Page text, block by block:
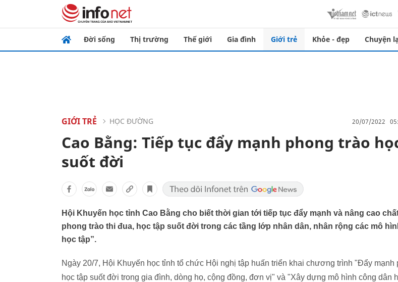
Đời sống Thị trường Thế giới Gia đình Giới trẻ Khỏe - đẹp Chuyện
GIỚI TRẺ HỌC ĐƯỜNG 20/07/2022
Cao Bằng: Tiếp tục đẩy mạnh phong trào
suốt đời
Hội Khuyến học tỉnh Cao Bằng cho biết thời gian tới tiếp tục đẩy mạnh và nâng cao
phong trào thi đua, học tập suốt đời trong các tầng lớp nhân dân, nhân rộng các mô
học tập”.
Ngày 20/7, Hội Khuyến học tỉnh tổ chức Hội nghị tập huấn triển khai chương trình "Đẩy mạnh
học tập suốt đời trong gia đình, dòng họ, cộng đồng, đơn vị" và "Xây dựng mô hình công dân